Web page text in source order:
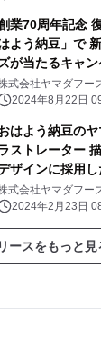
業70周年記念
よう納豆」で
ズが当たるキャ
！
式会社ヤマダフー
2024年8月22日
はよう納豆の
ストレーター
ザインに採用
美人の晴れやか
月1日(金)より販
式会社ヤマダフー
2024年2月23日
ースをもっと見